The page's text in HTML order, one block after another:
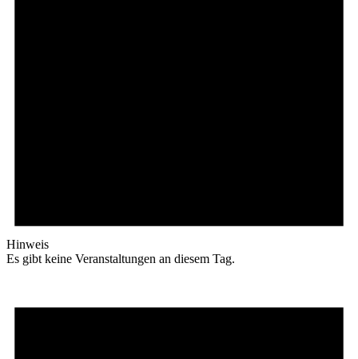
Hinweis
Es gibt keine Veranstaltungen an diesem Tag.